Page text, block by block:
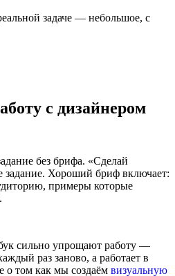
задаче — небольшое, с
с дизайнером
без брифа. «Сделай
задание. Хороший бриф включает:
примеры которые
сильно упрощают работу —
раз заново, а работает в
о том как мы создаём визуальную